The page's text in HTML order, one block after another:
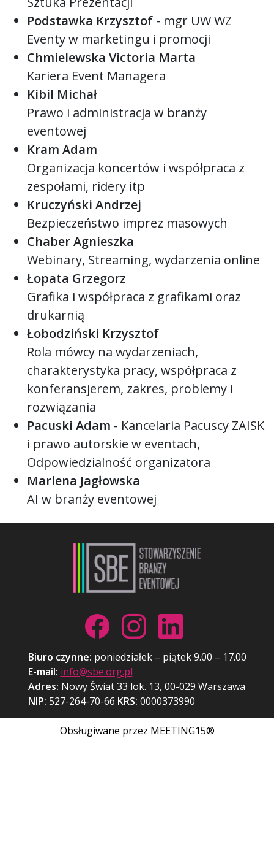
Podstawka Krzysztof - mgr UW WZ
Eventy w marketingu i promocji
Chmielewska Victoria Marta
Kariera Event Managera
Kibil Michał
Prawo i administracja w branży
eventowej
Kram Adam
Organizacja koncertów i współpraca z
zespołami, ridery itp
Kruczyński Andrzej
Bezpieczeństwo imprez masowych
Chaber Agnieszka
Webinary, Streaming, wydarzenia online
Łopata Grzegorz
Grafika i współpraca z grafikami oraz
drukarnią
Łobodziński Krzysztof
Rola mówcy na wydarzeniach,
charakterystyka pracy, współpraca z
konferansjerem, zakres, problemy i
rozwiązania
Pacuski Adam - Kancelaria Pacuscy ZAISK
i prawo autorskie w eventach,
Odpowiedzialność organizatora
Marlena Jagłowska
AI w branży eventowej
Biuro czynne: poniedziałek – piątek 9.00 – 17.00
E-mail: info@sbe.org.pl
Adres: Nowy Świat 33 lok. 13, 00-029 Warszawa
NIP: 527-264-70-66 KRS: 0000373990
Obsługiwane przez MEETING15®